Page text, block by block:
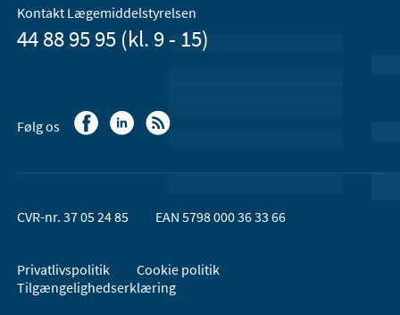
Kontakt Lægemiddelstyrelsen
44 88 95 95 (kl. 9 - 15)
Følg os
CVR-nr. 37 05 24 85 EAN 5798 000 36 33 66
Privatlivspolitik
Cookie politik
Tilgængelighedserklæring